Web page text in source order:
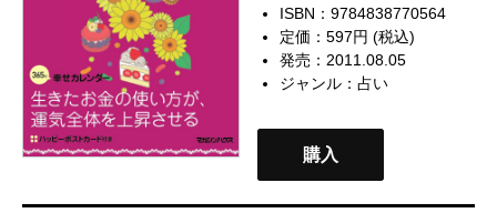
ISBN：9784838770564
定価：597円 (税込)
発売：2011.08.05
ジャンル：占い
購入